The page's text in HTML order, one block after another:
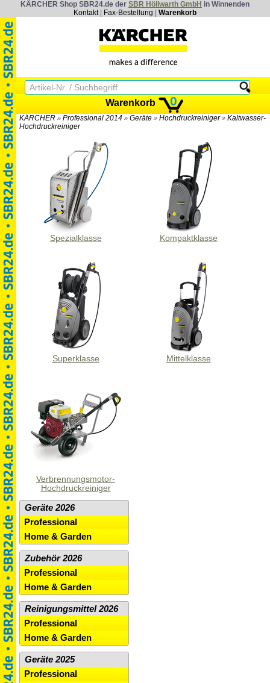
KÄRCHER Shop SBR24.de der SBR Höllwarth GmbH in Winnenden
Kontakt| Fax-Bestellung Warenkorb
Warenkorb 0
KÄRCHER » Professional 2014 » Geräte » Hochdruckreiniger» Kaltwasser-
Hochdruckreiniger
Spezialklasse Kompaktklasse
Superklasse Mittelklasse
Verbrennungsmotor-
Hochdruckreiniger
Geräte 2026
Professional
Home & Garden
Zubehör 2026
Professional
Home & Garden
Reinigungsmittel 2026
Professional
Home & Garden
Geräte 2025
Professional